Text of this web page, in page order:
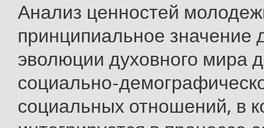
Анализ ценностей
принципиальное значение
эволюции духовного мира
социально-
социальных отношений, в